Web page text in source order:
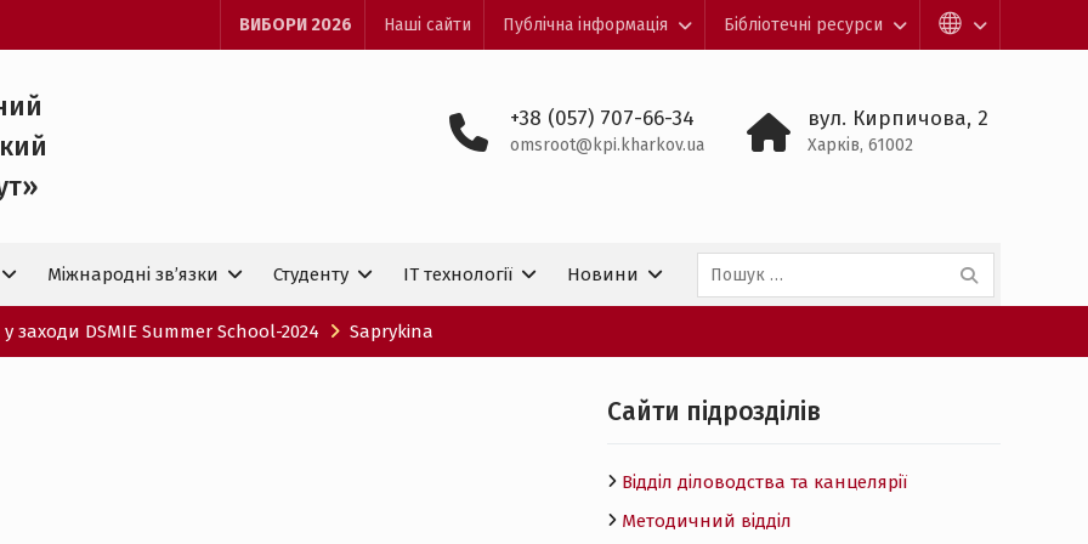
ВИБОРИ 2026 Наші сайти Публічна інформація Бібліотечні ресурси
+38 (057) 707-66-34
omsroot@kpi.kharkov.ua
вул. Кирпичова, 2
Харків, 61002
Міжнародні зв’язки Студенту IT технологiї Новини
Пошук:
у заходи DSMIE Summer School-2024 Saprykina
Cайти підрозділів
Відділ діловодства та канцелярії
Методичний відділ